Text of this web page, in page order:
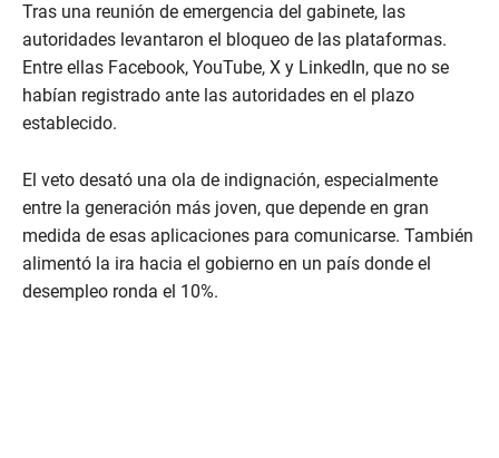
Tras una reunión de emergencia del gabinete, las
autoridades levantaron el bloqueo de las plataformas.
Entre ellas Facebook, YouTube, X y LinkedIn, que no se
habían registrado ante las autoridades en el plazo
establecido.
El veto desató una ola de indignación, especialmente
entre la generación más joven, que depende en gran
medida de esas aplicaciones para comunicarse. También
alimentó la ira hacia el gobierno en un país donde el
desempleo ronda el 10%.